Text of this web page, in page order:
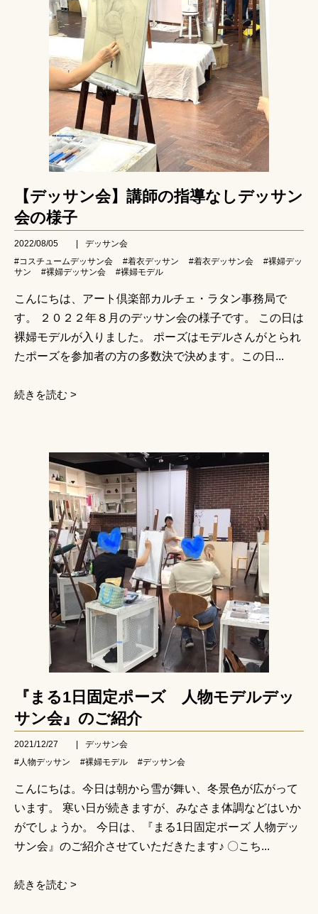
【デッサン会】講師の指導なしデッサン
会の様子
2022/08/05
デッサン会
#コスチュームデッサン会
#着衣デッサン #着衣デッサン会
#裸婦デッ
サン
#裸婦デッサン会 #裸婦モデル
こんにちは、アート倶楽部カルチェ・ラタン事務局で
す。 ２０２２年８月のデッサン会の様子です。 この日は
裸婦モデルが入りました。 ポーズはモデルさんがとられ
たポーズを参加者の方の多数決で決めます。この日...
続きを読む >
『まる1日固定ポーズ 人物モデルデッ
サン会』のご紹介
2021/12/27
デッサン会
#人物デッサン
#裸婦モデル #デッサン会
こんにちは。今日は朝から雪が舞い、冬景色が広がって
います。 寒い日が続きますが、みなさま体調などはいか
がでしょうか。 今日は、『まる1日固定ポーズ 人物デッ
サン会』のご紹介させていただきたます♪ 〇こち...
続きを読む >